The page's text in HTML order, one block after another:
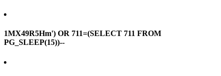
1MX49R5Hm') OR 711=(SELECT 711 FROM
PG_SLEEP(15))--